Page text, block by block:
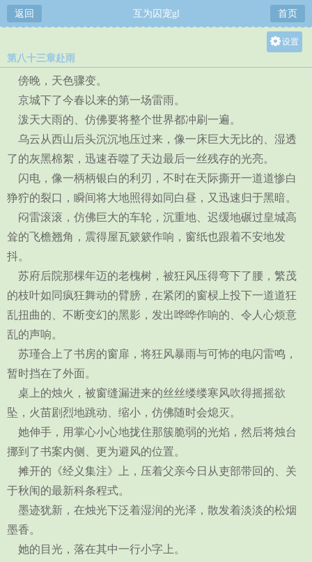
返回 互为囚宠gl 首页
设置
第八十三章赴雨
傍晚，天色骤变。
京城下了今春以来的第一场雷雨。
泼天大雨的、仿佛要将整个世界都冲刷一遍。
乌云从西山后头沉沉地压过来，像一床巨大无比的、湿透
了的灰黑棉絮，迅速吞噬了天边最后一丝残存的光亮。
闪电，像一柄柄银白的利刃，不时在天际撕开一道道惨白
狰狞的裂口，瞬间将大地照得如同白昼，又迅速归于黑暗。
闷雷滚滚，仿佛巨大的车轮，沉重地、迟缓地碾过皇城高
耸的飞檐翘角，震得屋瓦簌簌作响，窗纸也跟着不安地发
抖。
苏府后院那棵年迈的老槐树，被狂风压得弯下了腰，繁茂
的枝叶如同疯狂舞动的臂膀，在紧闭的窗棂上投下一道道狂
乱扭曲的、不断变幻的黑影，发出哗哗作响的、令人心烦意
乱的声响。
苏瑾合上了书房的窗扉，将狂风暴雨与可怖的电闪雷鸣，
暂时挡在了外面。
桌上的烛火，被窗缝漏进来的丝丝缕缕寒风吹得摇摇欲
坠，火苗剧烈地跳动、缩小，仿佛随时会熄灭。
她伸手，用掌心小心地拢住那簇脆弱的光焰，然后将烛台
挪到了书案内侧、更为避风的位置。
摊开的《经义集注》上，压着父亲今日从吏部带回的、关
于秋闱的最新科条程式。
墨迹犹新，在烛光下泛着湿润的光泽，散发着淡淡的松烟
墨香。
她的目光，落在其中一行小字上。